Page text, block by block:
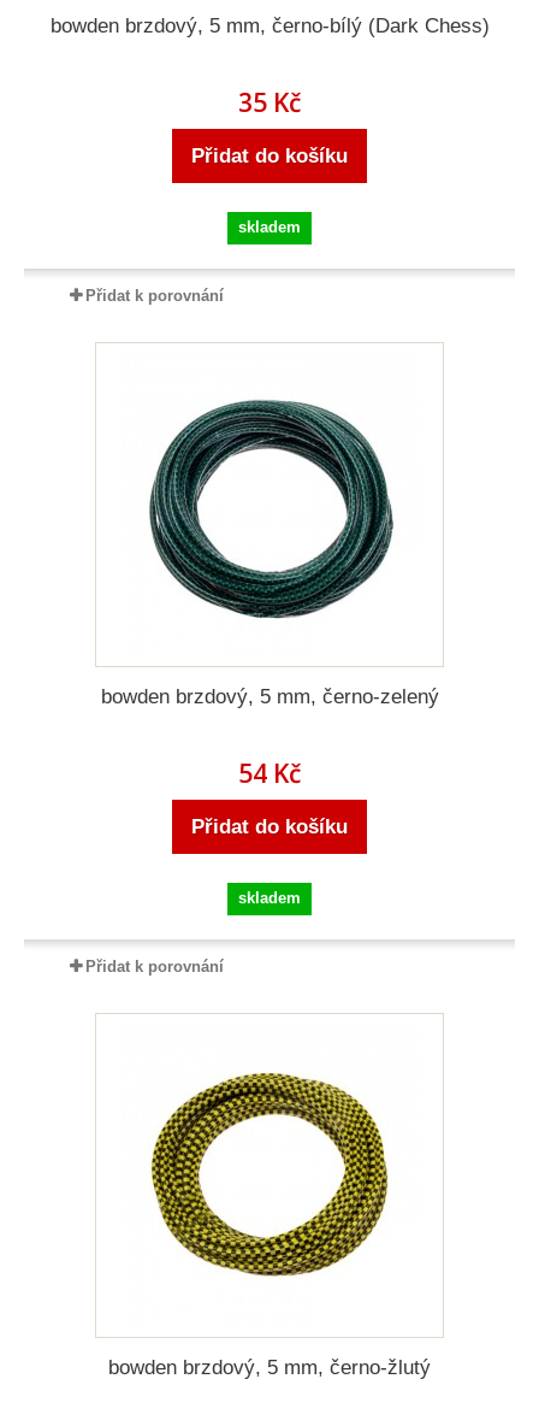
bowden brzdový, 5 mm, černo-bílý (Dark Chess)
35 Kč
Přidat do košíku
skladem
Přidat k porovnání
bowden brzdový, 5 mm, černo-zelený
54 Kč
Přidat do košíku
skladem
Přidat k porovnání
bowden brzdový, 5 mm, černo-žlutý